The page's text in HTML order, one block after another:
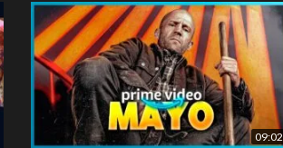
09:02